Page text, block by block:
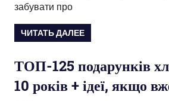
забувати про
ЧИТАТЬ ДАЛЕЕ
ТОП-125 подарунків
10 років + ідеї, якщо